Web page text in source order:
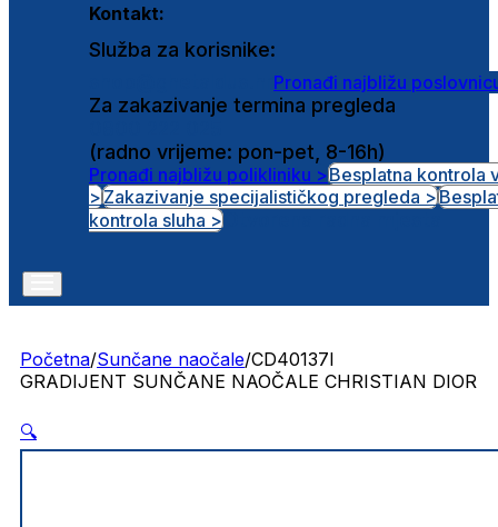
Kontakt:
Služba za korisnike:
Pronađi najbližu
Za zakazivanje termina pregleda
(radno vrijeme: pon-pet, 8-16h)
Pronađi najbližu polikliniku >Besplatna kontrola
>Zakazivanje specijalističkog pregleda >
kontrola sluha >
Početna/Sunčane naočale/CD40137I
GRADIJENT SUNČANE NAOČALE CHRISTIAN DIOR
🔍